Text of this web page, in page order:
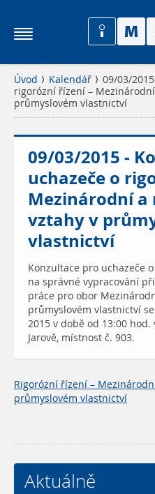
Úvod Kalendář
09/03/
rigorózní řízení –
průmyslovém vlastnictví
09/03/2015 -
uchazeče o
Mezinárodní
vztahy v
vlastnictví
Konzultace pro uchazeče
na správné vypracování
práce pro obor
průmyslovém vlastnictví
2015 v době od 13:00 hod.
Jarově, místnost č. 903.
Rigorózní řízení –
průmyslovém vlastnictví
Aktuálně